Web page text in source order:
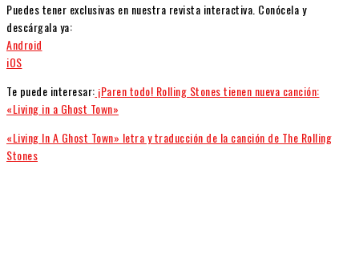
Puedes tener exclusivas en nuestra revista interactiva. Conócela y
descárgala ya:
Android
iOS
Te puede interesar: ¡Paren todo! Rolling Stones tienen nueva canción:
«Living in a Ghost Town»
«Living In A Ghost Town» letra y traducción de la canción de The Rolling
Stones